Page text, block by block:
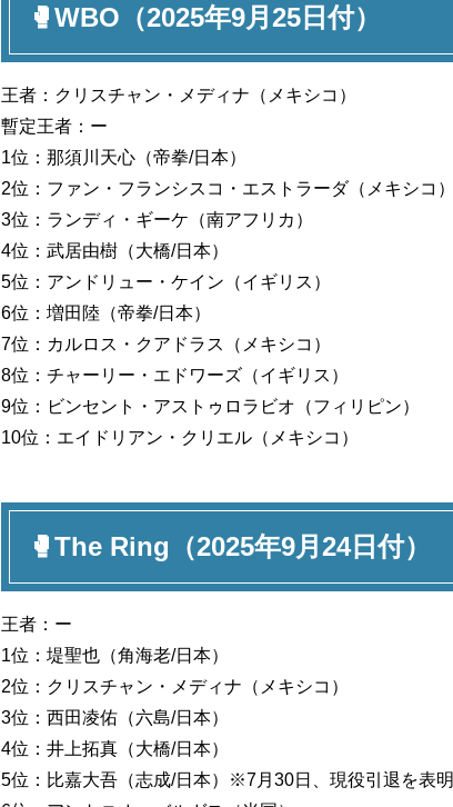
🥊WBO（2025年9月25日付）
王者：クリスチャン・メディナ（メキシコ）
暫定王者：ー
1位：那須川天心（帝拳/日本）
2位：ファン・フランシスコ・エストラーダ（メキシコ）
3位：ランディ・ギーケ（南アフリカ）
4位：武居由樹（大橋/日本）
5位：アンドリュー・ケイン（イギリス）
6位：増田陸（帝拳/日本）
7位：カルロス・クアドラス（メキシコ）
8位：チャーリー・エドワーズ（イギリス）
9位：ビンセント・アストゥロラビオ（フィリピン）
10位：エイドリアン・クリエル（メキシコ）
🥊The Ring（2025年9月24日付）
王者：ー
1位：堤聖也（角海老/日本）
2位：クリスチャン・メディナ（メキシコ）
3位：西田凌佑（六島/日本）
4位：井上拓真（大橋/日本）
5位：比嘉大吾（志成/日本）※7月30日、現役引退を表明